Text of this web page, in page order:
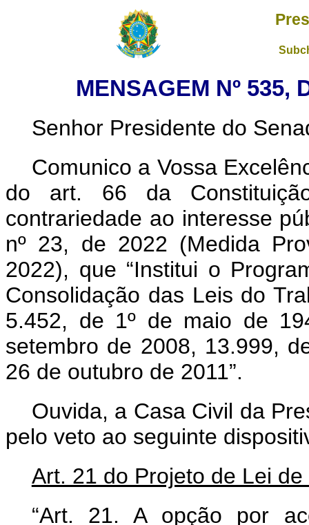
MENSAGEM Nº 535,
Senhor Presidente do
Comunico a Vossa
do art. 66 da
contrariedade ao interesse
nº 23, de 2022 (Medida
2022), que “Institui o
Consolidação das Leis do
5.452, de 1º de maio de
setembro de 2008, 13.999,
26 de outubro de 2011”.
Ouvida, a Casa Civil da
pelo veto ao seguinte
Art. 21 do Projeto de Lei
“Art. 21. A opção por